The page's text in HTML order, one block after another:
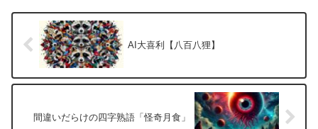
AI大喜利【八百八狸】
間違いだらけの四字熟語「怪奇月食」